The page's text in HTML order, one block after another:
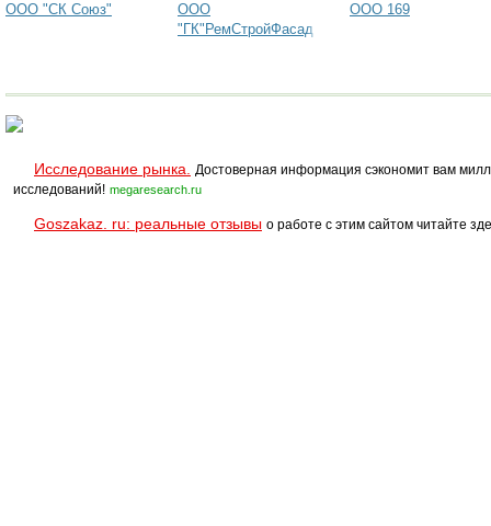
ООО "СК Союз"
ООО
"ГК"РемСтройФасад
ООО 169
Исследование рынка.
Достоверная информация сэкономит вам
исследований! megaresearch.ru
Goszakaz. ru: реальные отзывы о работе с этим сайтом читайте